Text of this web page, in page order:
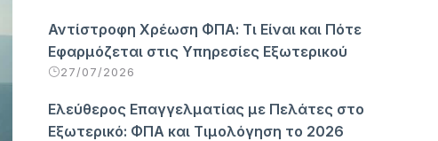
Αντίστροφη Χρέωση ΦΠΑ: Τι Είναι και Πότε
Εφαρμόζεται στις Υπηρεσίες Εξωτερικού
27/07/2026
Ελεύθερος Επαγγελματίας με Πελάτες στο
Εξωτερικό: ΦΠΑ και Τιμολόγηση το 2026